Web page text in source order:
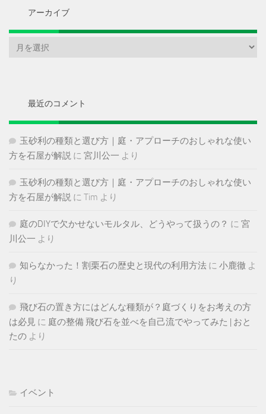
アーカイブ
最近のコメント
玉砂利の種類と選び方｜庭・アプローチのおしゃれな使い
方を石屋が解説 に 宮川公一 より
玉砂利の種類と選び方｜庭・アプローチのおしゃれな使い
方を石屋が解説 に Tim より
庭のDIYで欠かせないモルタル、どうやって扱うの？ に 宮
川公一 より
知らなかった！割栗石の歴史と現代の利用方法 に 小鹿徹 よ
り
飛び石の置き方にはどんな種類が？庭づくりをお考えの方
は必見 に 庭の整備 飛び石を並べを自己流でやってみた | おと
たの より
イベント